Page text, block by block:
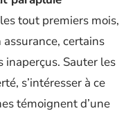
tout premiers mois,
assurance, certains
inaperçus. Sauter les
s’intéresser à ce
témoignent d’une